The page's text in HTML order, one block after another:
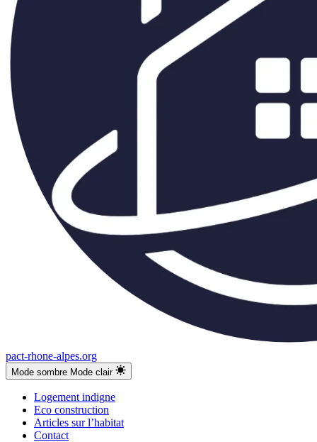
pact-rhone-alpes.org
Mode sombre Mode clair
Logement indigne
Eco construction
Articles sur l’habitat
Contact